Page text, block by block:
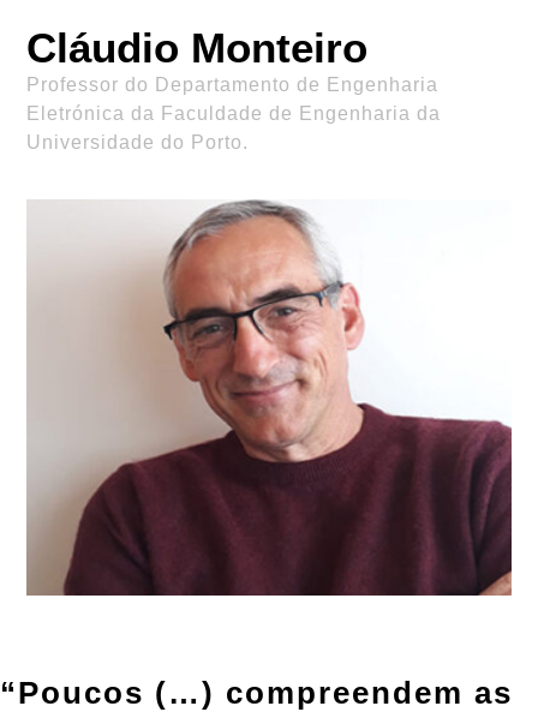
Cláudio Monteiro
Professor do Departamento de Engenharia
Eletrónica da Faculdade de Engenharia da
Universidade do Porto.
“Poucos (…) compreendem as